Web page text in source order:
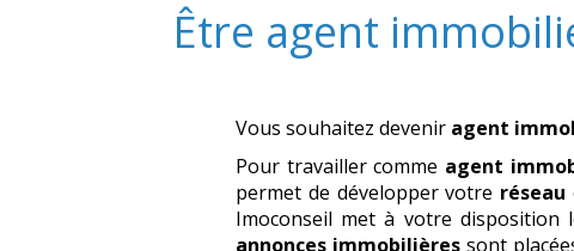
Être agent
Vous souhaitez devenir agent
Pour travailler comme agent
permet de développer votre réseau
Imoconseil met à votre
annonces immobilièressont